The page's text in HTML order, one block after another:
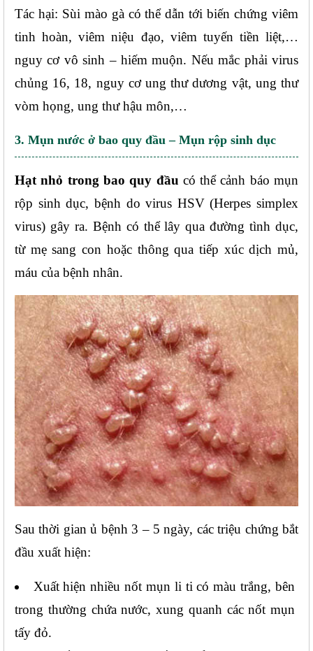
Tác hại: Sùi mào gà có thể dẫn tới biến chứng viêm
tinh hoàn, viêm niệu đạo, viêm tuyến tiền liệt,…
nguy cơ vô sinh – hiếm muộn. Nếu mắc phải virus
chủng 16, 18, nguy cơ ung thư dương vật, ung thư
vòm họng, ung thư hậu môn,…
3. Mụn nước ở bao quy đầu – Mụn rộp sinh dục
Hạt nhỏ trong bao quy đầu có thể cảnh báo mụn
rộp sinh dục, bệnh do virus HSV (Herpes simplex
virus) gây ra. Bệnh có thể lây qua đường tình dục,
từ mẹ sang con hoặc thông qua tiếp xúc dịch mủ,
máu của bệnh nhân.
Sau thời gian ủ bệnh 3 – 5 ngày, các triệu chứng bắt
đầu xuất hiện:
Xuất hiện nhiều nốt mụn li ti có màu trắng, bên
trong thường chứa nước, xung quanh các nốt mụn
tấy đỏ.